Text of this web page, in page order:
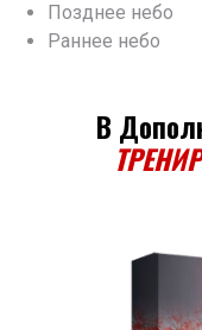
Позднее небо
Раннее небо
В